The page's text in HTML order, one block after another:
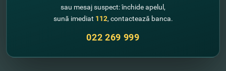
sau mesaj suspect: închide apelul,
sună imediat 112, contactează banca.
022 269 999